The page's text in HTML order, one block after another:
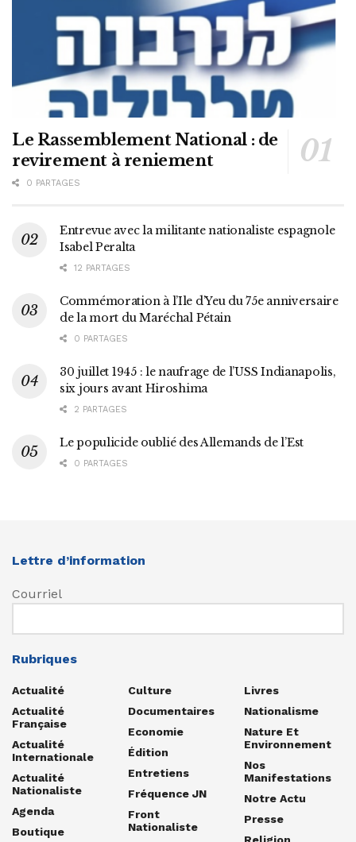
Le Rassemblement National : de
revirement à reniement
0 PARTAGES
Entrevue avec la militante nationaliste espagnole
Isabel Peralta
12 PARTAGES
Commémoration à l’Ile d’Yeu du 75e anniversaire
de la mort du Maréchal Pétain
0 PARTAGES
30 juillet 1945 : le naufrage de l’USS Indianapolis,
six jours avant Hiroshima
2 PARTAGES
Le populicide oublié des Allemands de l’Est
0 PARTAGES
Lettre d’information
Courriel
Rubriques
Actualité
Actualité
Française
Actualité
Internationale
Actualité
Nationaliste
Agenda
Boutique
Culture
Documentaires
Economie
Édition
Entretiens
Fréquence JN
Front
Nationaliste
Livres
Nationalisme
Nature Et
Environnement
Nos
Manifestations
Notre Actu
Presse